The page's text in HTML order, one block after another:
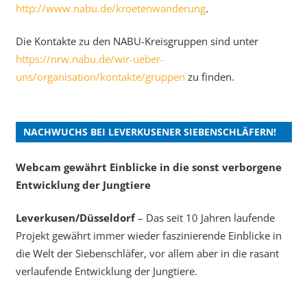
http://www.nabu.de/kroetenwanderung.
Die Kontakte zu den NABU-Kreisgruppen sind unter
https://nrw.nabu.de/wir-ueber-
uns/organisation/kontakte/gruppen zu finden.
NACHWUCHS BEI LEVERKUSENER SIEBENSCHLÄFERN!
Webcam gewährt Einblicke in die sonst verborgene
Entwicklung der Jungtiere
Leverkusen/Düsseldorf– Das seit 10 Jahren laufende
Projekt gewährt immer wieder faszinierende Einblicke in
die Welt der Siebenschläfer, vor allem aber in die rasant
verlaufende Entwicklung der Jungtiere.